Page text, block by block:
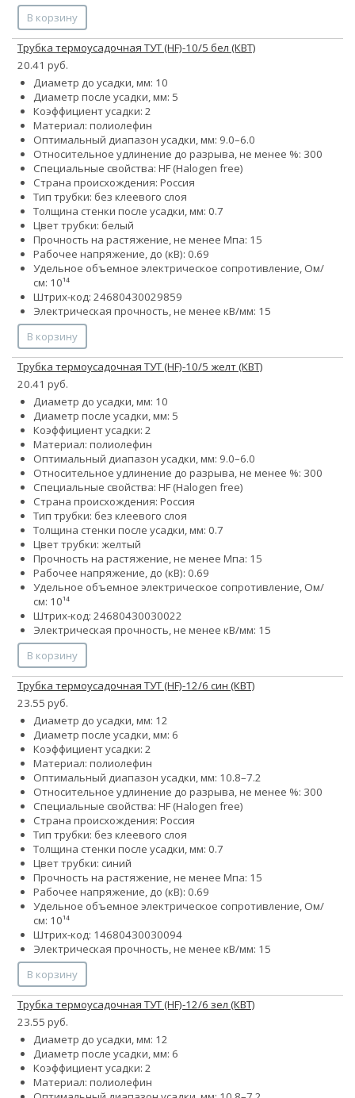
В корзину
Трубка термоусадочная ТУТ (HF)-10/5 бел (КВТ)
20.41 руб.
Диаметр до усадки, мм: 10
Диаметр после усадки, мм: 5
Коэффициент усадки: 2
Материал: полиолефин
Оптимальный диапазон усадки, мм: 9.0–6.0
Относительное удлинение до разрыва, не менее %: 300
Специальные свойства: HF (Halogen free)
Страна происхождения: Россия
Тип трубки: без клеевого слоя
Толщина стенки после усадки, мм: 0.7
Цвет трубки: белый
Прочность на растяжение, не менее Мпа: 15
Рабочее напряжение, до (кВ): 0.69
Удельное объемное электрическое сопротивление, Ом/
см: 10¹⁴
Штрих-код: 24680430029859
Электрическая прочность, не менее кВ/мм: 15
В корзину
Трубка термоусадочная ТУТ (HF)-10/5 желт (КВТ)
20.41 руб.
Диаметр до усадки, мм: 10
Диаметр после усадки, мм: 5
Коэффициент усадки: 2
Материал: полиолефин
Оптимальный диапазон усадки, мм: 9.0–6.0
Относительное удлинение до разрыва, не менее %: 300
Специальные свойства: HF (Halogen free)
Страна происхождения: Россия
Тип трубки: без клеевого слоя
Толщина стенки после усадки, мм: 0.7
Цвет трубки: желтый
Прочность на растяжение, не менее Мпа: 15
Рабочее напряжение, до (кВ): 0.69
Удельное объемное электрическое сопротивление, Ом/
см: 10¹⁴
Штрих-код: 24680430030022
Электрическая прочность, не менее кВ/мм: 15
В корзину
Трубка термоусадочная ТУТ (HF)-12/6 син (КВТ)
23.55 руб.
Диаметр до усадки, мм: 12
Диаметр после усадки, мм: 6
Коэффициент усадки: 2
Материал: полиолефин
Оптимальный диапазон усадки, мм: 10.8–7.2
Относительное удлинение до разрыва, не менее %: 300
Специальные свойства: HF (Halogen free)
Страна происхождения: Россия
Тип трубки: без клеевого слоя
Толщина стенки после усадки, мм: 0.7
Цвет трубки: синий
Прочность на растяжение, не менее Мпа: 15
Рабочее напряжение, до (кВ): 0.69
Удельное объемное электрическое сопротивление, Ом/
см: 10¹⁴
Штрих-код: 14680430030094
Электрическая прочность, не менее кВ/мм: 15
В корзину
Трубка термоусадочная ТУТ (HF)-12/6 зел (КВТ)
23.55 руб.
Диаметр до усадки, мм: 12
Диаметр после усадки, мм: 6
Коэффициент усадки: 2
Материал: полиолефин